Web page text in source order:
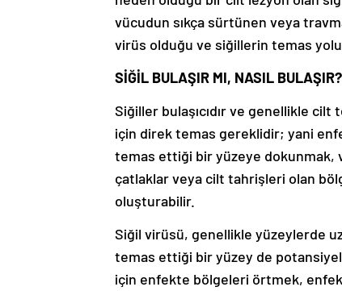
vücudun sıkça sürtünen veya
virüs olduğu ve siğillerin temas
SİĞİL BULAŞIR MI, NASIL BULAŞIR?
Siğiller bulaşıcıdır ve genellikle cilt
için direk temas gereklidir; yani
temas ettiği bir yüzeye dokunmak,
çatlaklar veya cilt tahrişleri olan
oluşturabilir.
Siğil virüsü, genellikle yüzeylerde
temas ettiği bir yüzey de potansiyel
için enfekte bölgeleri örtmek,